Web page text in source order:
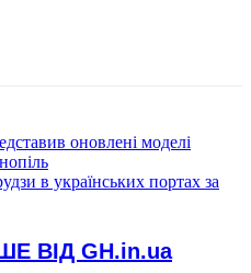
оновлені моделі
в українських портах за
ВІД GH.in.ua